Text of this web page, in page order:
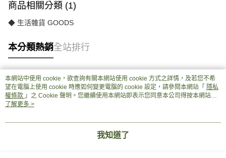
商品相關分類 (1)
◆ 生活雜貨 GOODS
本分類熱銷全站排行
熱門標籤
本網站中使用 cookie，欲查詢有關本網站使用 cookie 方式之詳情，及若您不希
望在電腦上使用 cookie 時應如何變更電腦的 cookie 設定，請參閱本網站「 隱私
權條款 」之 Cookie 聲明。您繼續使用本網站即表示您同意本公司得按本網站使
用條款之 Cookie 聲明使用 cookie。
了解更多 >
我知道了